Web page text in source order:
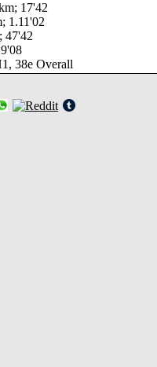
17'42
1.11'02
47'42
38e Overall